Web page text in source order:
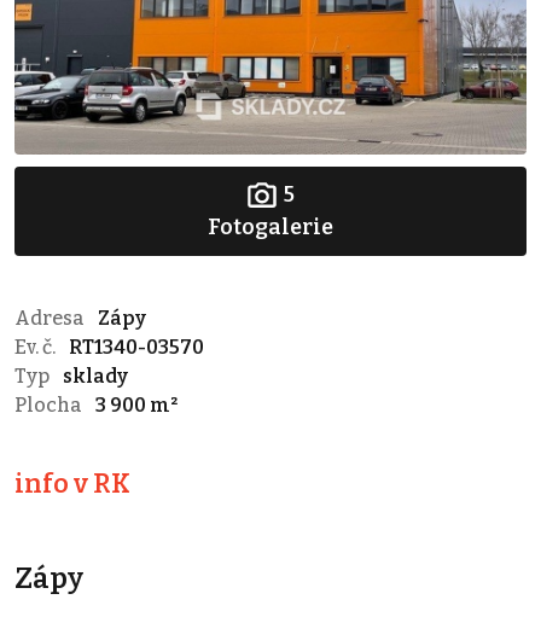
5
Fotogalerie
Adresa
Zápy
Ev. č.
RT1340-03570
Typ
sklady
Plocha
3 900 m²
info v RK
Zápy